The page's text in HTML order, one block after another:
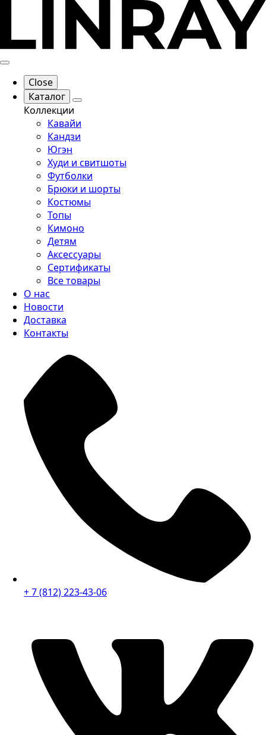
Close
Каталог
Коллекции
Кавайи
Кандзи
Югэн
Худи и свитшоты
Футболки
Брюки и шорты
Костюмы
Топы
Кимоно
Детям
Аксессуары
Сертификаты
Все товары
О нас
Новости
Доставка
Контакты
+ 7 (812) 223-43-06